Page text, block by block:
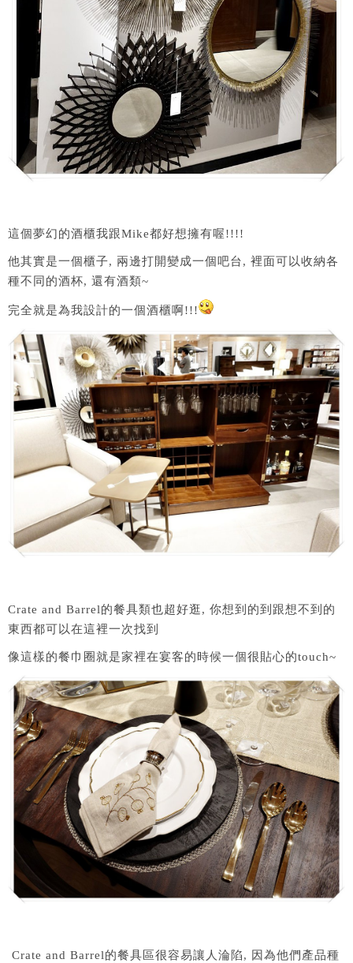
這個夢幻的酒櫃我跟Mike都好想擁有喔!!!!
他其實是一個櫃子, 兩邊打開變成一個吧台, 裡面可以收納各
種不同的酒杯, 還有酒類~
完全就是為我設計的一個酒櫃啊!!!
Crate and Barrel的餐具類也超好逛, 你想到的到跟想不到的
東西都可以在這裡一次找到
像這樣的餐巾圈就是家裡在宴客的時候一個很貼心的touch~
Crate and Barrel的餐具區很容易讓人淪陷, 因為他們產品種